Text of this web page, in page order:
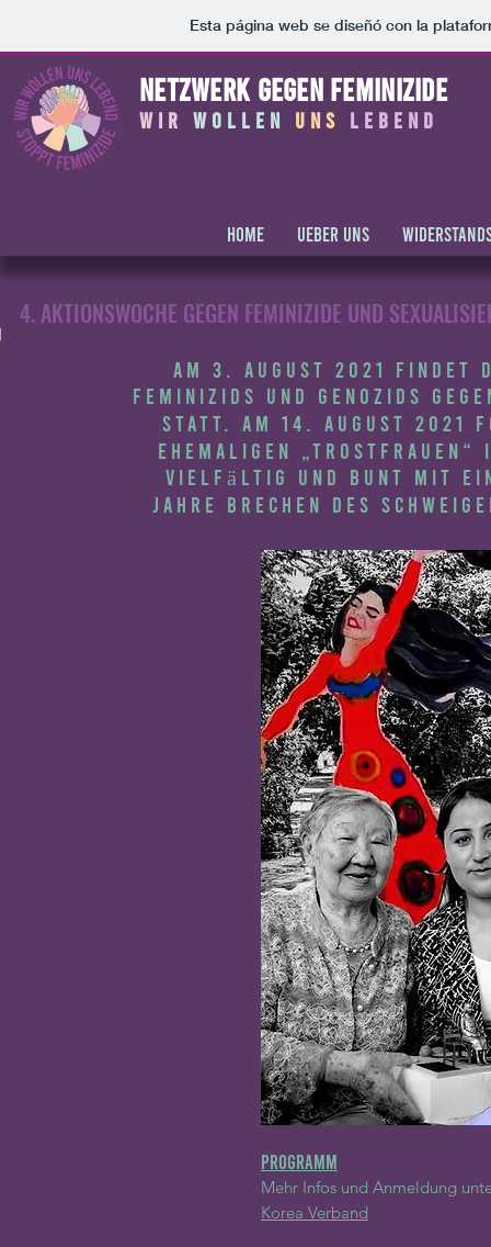
Esta página web se diseñó con la
NETZWERK gegen feminizide
wir WOLLEN UNS lebend
HOME UEBER UNS
4. AKTIONSWOCHE GEGEN FEMINIZIDE UND
Am 3. August 2021 findet
Feminizids und Genozids
statt. Am 14. August
ehemaligen
vielfältig und bunt mit
Jahre Brechen des
Programm
Mehr Infos und Anmeldung
Korea Verband